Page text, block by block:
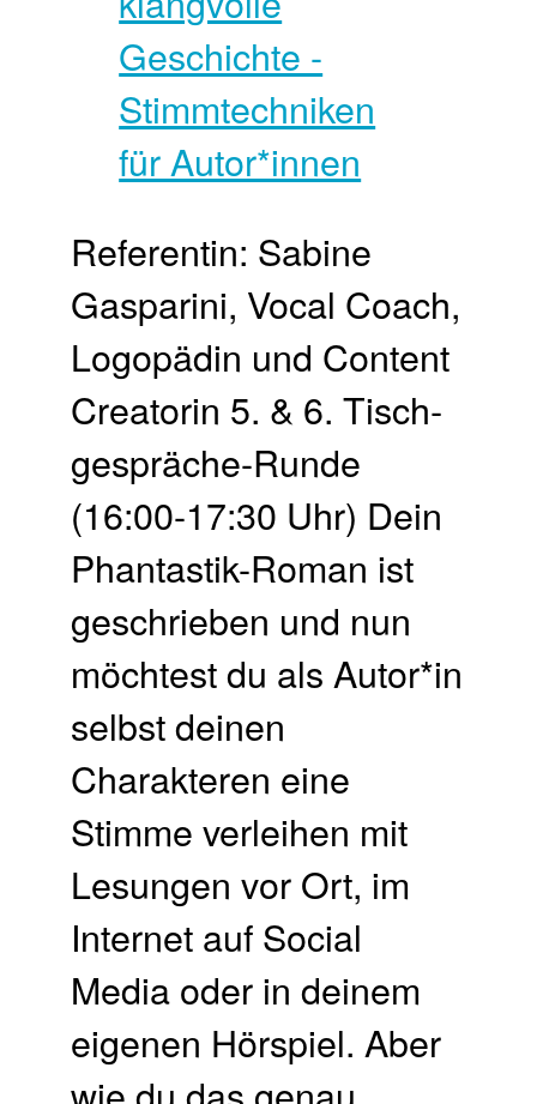
Referentin: Sabine
Gasparini, Vocal Coach,
Logopädin und Content
Creatorin 5. & 6. Tisch­
gespräche-Runde
(16:00-17:30 Uhr) Dein
Phantastik-Roman ist
geschrieben und nun
möchtest du als Autor*in
selbst deinen
Charakteren eine
Stimme verleihen mit
Lesungen vor Ort, im
Internet auf Social
Media oder in deinem
eigenen Hörspiel. Aber